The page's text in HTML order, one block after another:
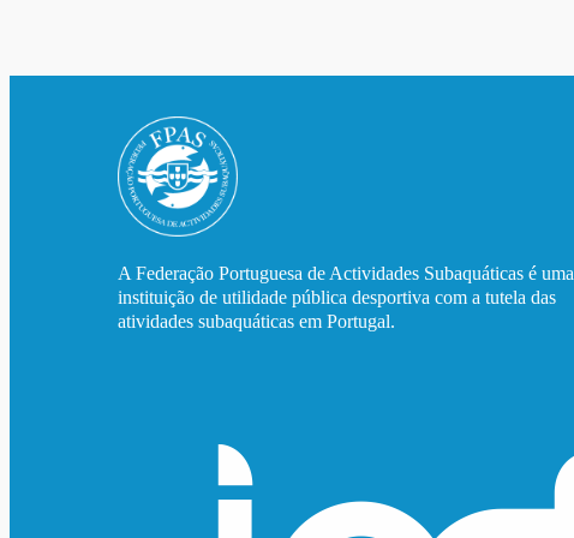
A Federação Portuguesa de Actividades Subaquáticas é uma
instituição de utilidade pública desportiva com a tutela das
atividades subaquáticas em Portugal.